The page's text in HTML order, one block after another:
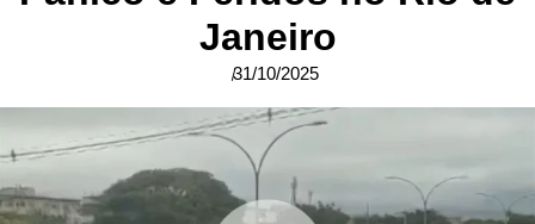
Janeiro
31/10/2025